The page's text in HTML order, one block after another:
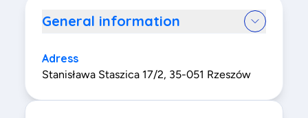
General information
Adress
Stanisława Staszica 17/2, 35-051 Rzeszów